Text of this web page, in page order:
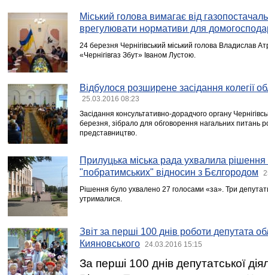
Міський голова вимагає від
врегулювати нормативи для
24 березня Чернігівський міський голова Владислав
«Чернігівгаз Збут» Іваном Лустою.
Відбулося розширене засідання колегії
25.03.2016 08:23
Засідання консультативно-дорадчого органу
березня, зібрало для обговорення нагальних питань
представництво.
Прилуцька міська рада ухвалила рішення
"побратимських" відносин з Бєлгородом
Рішення було ухвалено 27 голосами «за». Три
утрималися.
Звіт за перші 100 днів роботи депутата
Кияновського
24.03.2016 15:15
За перші 100 днів депутатської